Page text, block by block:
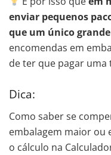
enviar pequenos
que um único
encomendas em
de ter que pagar uma
Dica:
Como saber se
embalagem maior ou
o cálculo na